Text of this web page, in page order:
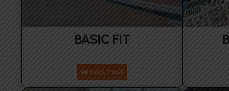
BASIC FIT
INFO BOUTIQUE